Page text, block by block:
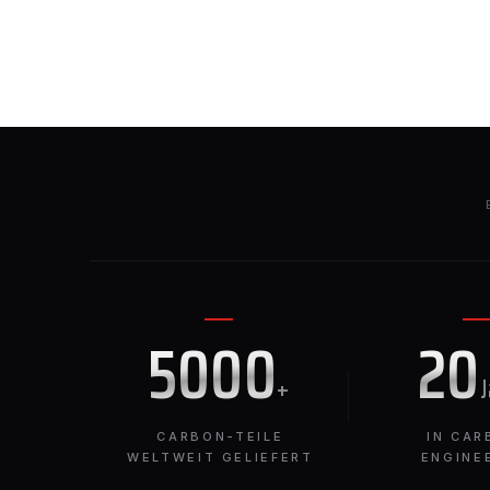
5000+
CARBON-TEILE
WELTWEIT GELIEFERT
20
IN